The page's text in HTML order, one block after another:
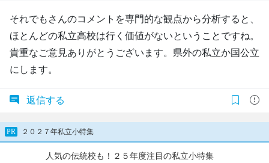
それでもさんのコメントを専門的な観点から分析すると、
ほとんどの私立高校は行く価値がないということですね。
貴重なご意見ありがとうございます。県外の私立か国公立
にします。
返信する